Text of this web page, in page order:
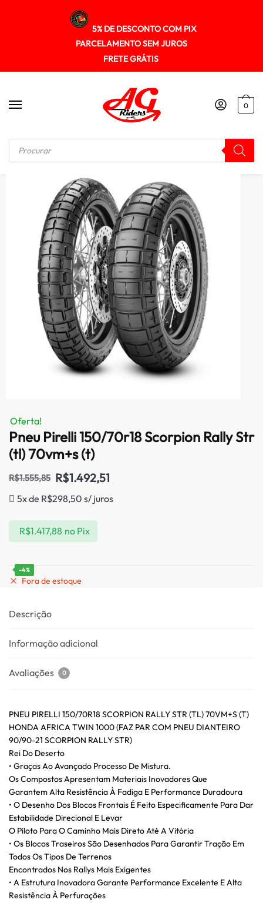
5% DE DESCONTO COM PIX
PARCELAMENTO SEM JUROS
FRETE GRÁTIS
0
Início / PNEUS Pneu Pirelli 150/70r18 Scorpion Rally Str (tl) 70vm+s (t)
Oferta!
Pneu Pirelli 150/70r18 Scorpion Rally Str
(tl) 70vm+s (t)
R$1.555,85 R$1.492,51
5x de R$298,50 s/ juros
R$1.417,88 no Pix
-4%
Fora de estoque
Descrição
Informação adicional
Avaliações 0
PNEU PIRELLI 150/70R18 SCORPION RALLY STR (TL) 70VM+S (T)
HONDA AFRICA TWIN 1000 (FAZ PAR COM PNEU DIANTEIRO
90/90-21 SCORPION RALLY STR)
Rei Do Deserto
• Graças Ao Avançado Processo De Mistura.
Os Compostos Apresentam Materiais Inovadores Que
Garantem Alta Resistência À Fadiga E Performance Duradoura
• O Desenho Dos Blocos Frontais É Feito Especificamente Para Dar
Estabilidade Direcional E Levar
O Piloto Para O Caminho Mais Direto Até A Vitória
• Os Blocos Traseiros São Desenhados Para Garantir Tração Em
Todos Os Tipos De Terrenos
Encontrados Nos Rallys Mais Exigentes
• A Estrutura Inovadora Garante Performance Excelente E Alta
Resistência À Perfurações